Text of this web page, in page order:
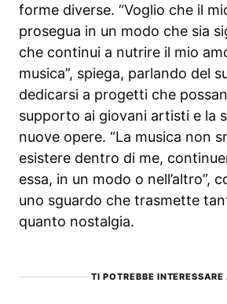
forme diverse. “Voglio che il
prosegua in un modo che sia
che continui a nutrire il mio
musica”, spiega, parlando del
dedicarsi a progetti che
supporto ai giovani artisti e la
nuove opere. “La musica non
esistere dentro di me,
essa, in un modo o nell’altro”,
uno sguardo che trasmette
quanto nostalgia.
TI POTREBBE